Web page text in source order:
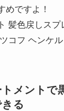
めですよ！
髪色戻しス
コフ ヘンケル
メントで
る